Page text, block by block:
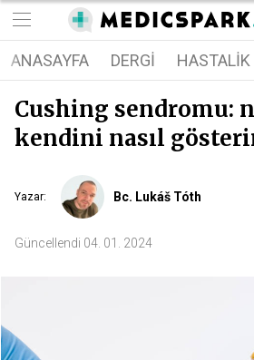
ANASAYFA DERGI HASTALIK
Cushing sendromu:
kendini nasıl
Yazar: Bc. Lukáš Tóth
Güncellendi 04. 01. 2024